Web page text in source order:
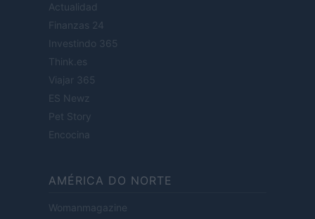
Actualidad
Finanzas 24
Investindo 365
Think.es
Viajar 365
ES Newz
Pet Story
Encocina
AMÉRICA DO NORTE
Womanmagazine